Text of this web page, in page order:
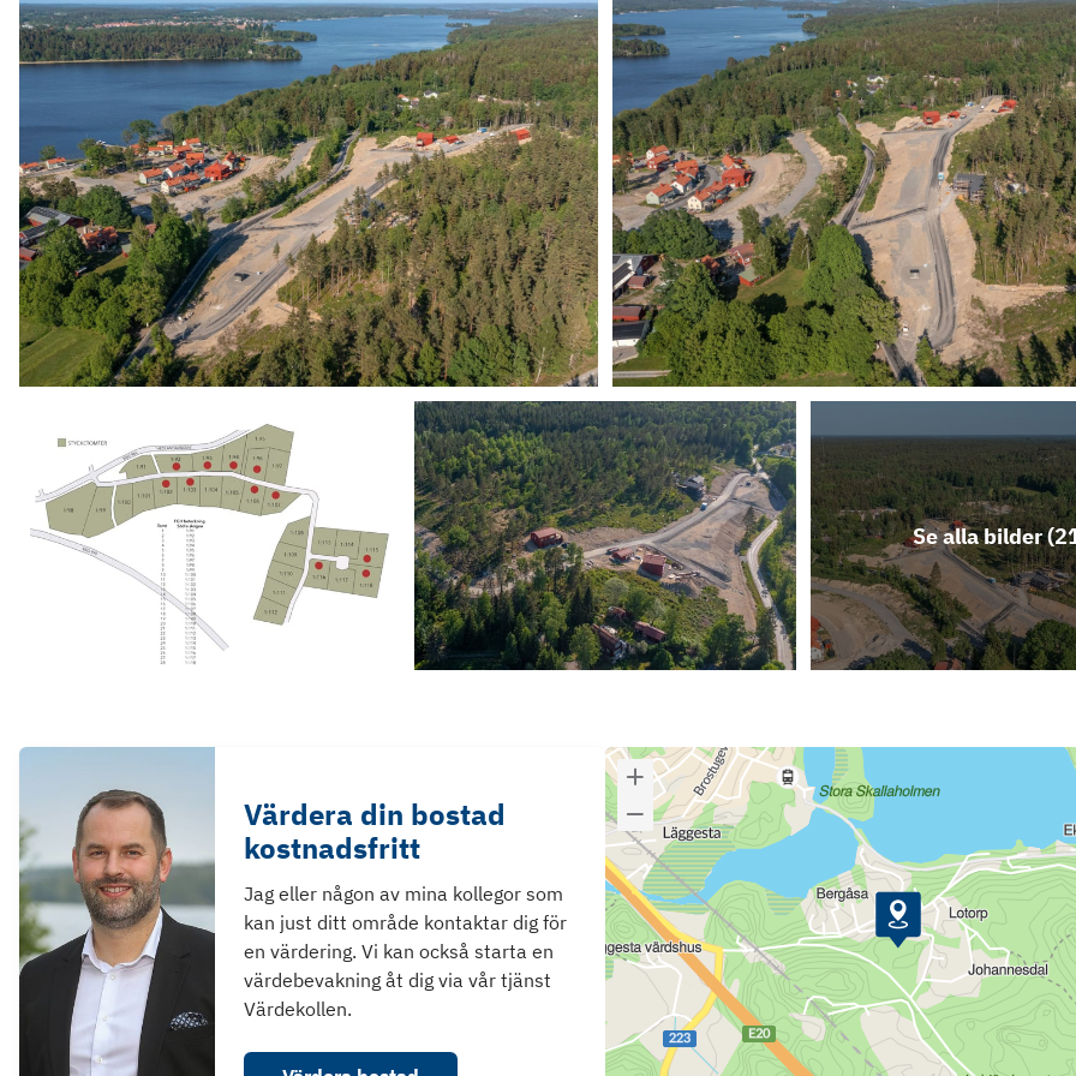
Tomt 8 - Södra Skogen 1:98 3 259m² 1 500 000kr
Tomt 5 - Södra Skogen 1:95 m² 1 650 000kr
Tomt 2 - Södra Skogen 1:92 1 201m² -
Tomt 1 - Södra skogen 1:91 1 098m² 1 600 000kr
Se alla bilder (
Värdera din bostad
kostnadsfritt
Jag eller någon av mina kollegor som
kan just ditt område kontaktar dig för
en värdering. Vi kan också starta en
värdebevakning åt dig via vår tjänst
Värdekollen.